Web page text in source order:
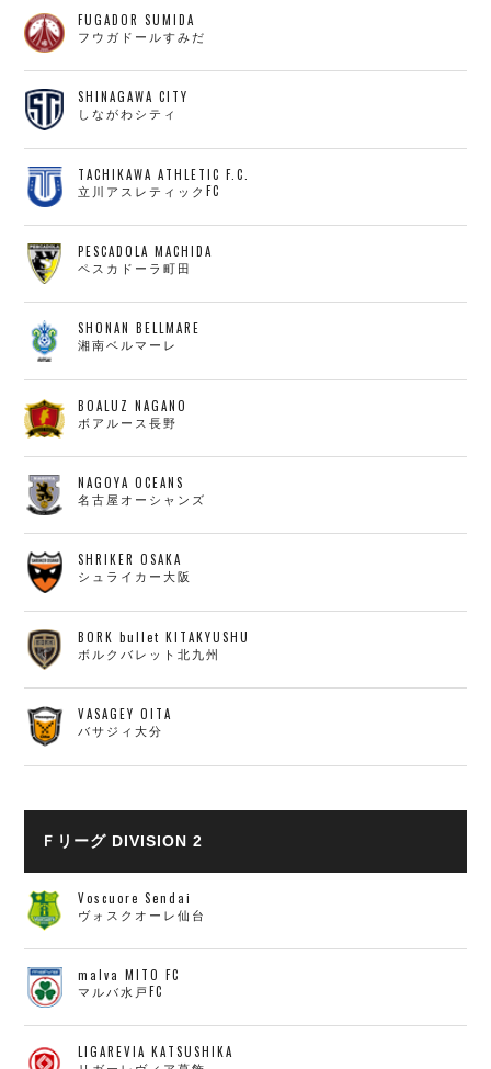
メットライフ生命Ｆリーグカップ 2026
試合日程・結果
大会概要
アリーナ情報
チケット情報
過去の記録
リガーレヴィア葛飾
Y．S．C．C．横浜
ヴィンセドール白山
アグレミーナ浜松
ポルセイド浜田
ミラクルスマイル新居浜
記念ゴール
ハットトリック
担当審判員
選手の通算記録（Ｆ１）
エスポラーダ北海道
フウガドールすみだ
しながわシティ
立川アスレティックFC
ペスカドーラ町田
名古屋オーシャンズ
シュライカー大阪
ボルクバレット北九州
バサジィ大分
選手の通算記録（Ｆ２）
ヴォスクオーレ仙台
マルバ水戸FC
リガーレヴィア葛飾
Y．S．C．C．横浜
ヴィンセドール白山
アグレミーナ浜松
ポルセイド浜田
DIVISION02
FUGADOR SUMIDA
フウガドールすみだ
SHINAGAWA CITY
しながわシティ
TACHIKAWA ATHLETIC F.C.
立川アスレティックFC
PESCADOLA MACHIDA
ペスカドーラ町田
SHONAN BELLMARE
湘南ベルマーレ
BOALUZ NAGANO
ボアルース長野
NAGOYA OCEANS
名古屋オーシャンズ
SHRIKER OSAKA
シュライカー大阪
BORK bullet KITAKYUSHU
ボルクバレット北九州
VASAGEY OITA
バサジィ大分
Ｆリーグ DIVISION 2
Voscuore Sendai
ヴォスクオーレ仙台
malva MITO FC
マルバ水戸FC
LIGAREVIA KATSUSHIKA